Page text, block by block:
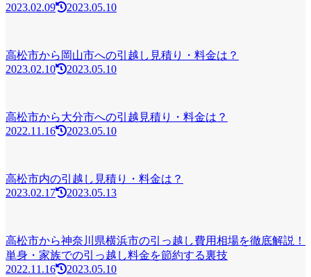
2023.02.09
2023.05.10
高松市から岡山市への引越し見積り・料金は？
2023.02.10
2023.05.10
高松市から大分市への引越見積り・料金は？
2022.11.16
2023.05.10
高松市内の引越し見積り・料金は？
2023.02.17
2023.05.13
高松市から神奈川県横浜市の引っ越し費用相場を徹底解説！
単身・家族での引っ越し料金を節約する裏技
2022.11.16
2023.05.10